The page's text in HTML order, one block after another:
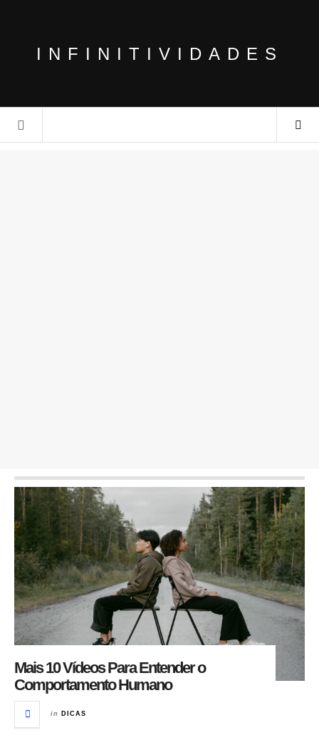
INFINITIVIDADES
Mais 10 Vídeos Para Entender o
Comportamento Humano
in DICAS